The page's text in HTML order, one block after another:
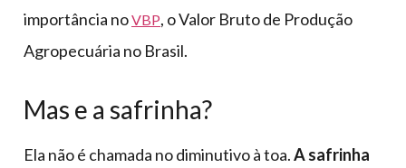
importância noVBP, o Valor Bruto de Produção
Agropecuária no Brasil.
Mas e a safrinha?
Ela não é chamada no diminutivo à toa.A safrinha